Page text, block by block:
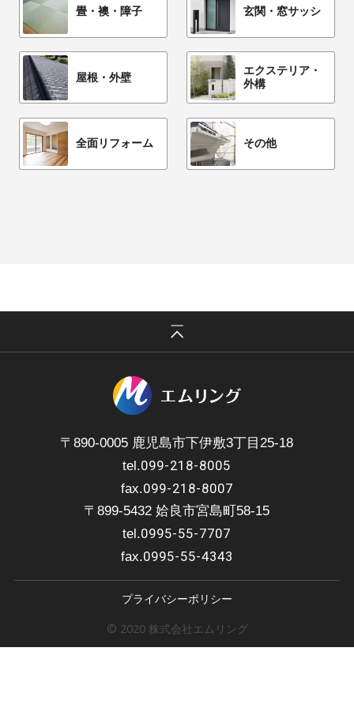
畳・襖・障子 玄関・窓サッシ
屋根・外壁
エクステリア・
外構
全面リフォーム その他
〒890-0005 鹿児島市下伊敷3丁目25-18
tel.099-218-8005
fax.099-218-8007
〒899-5432 姶良市宮島町58-15
tel.0995-55-7707
fax.0995-55-4343
プライバシーポリシー
© 2020 株式会社エムリング